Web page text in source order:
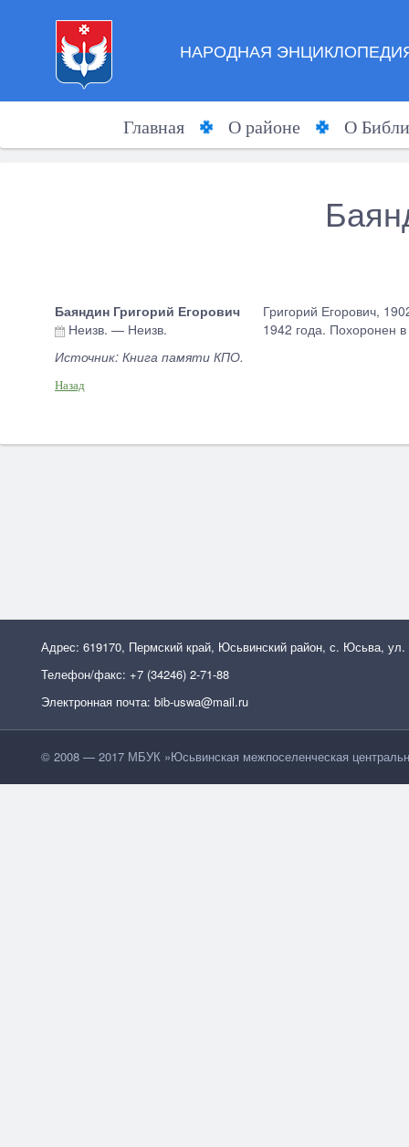
НАРОДНАЯ
Главная О районе О
Баяндин Григорий Егорович
Неизв. — Неизв.
Григорий Егорович,
1942 года. Похоронен
Источник: Книга памяти КПО.
Назад
Адрес: 619170, Пермский край, Юсьвинский район, с. Юсьва, ул.
Телефон/факс: +7 (34246) 2-71-88
Электронная почта: bib-uswa@mail.ru
© 2008 — 2017 МБУК »Юсьвинская межпоселенческая